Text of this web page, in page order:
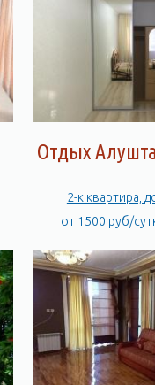
Отдых
2-к квартира,
от 1500 руб/